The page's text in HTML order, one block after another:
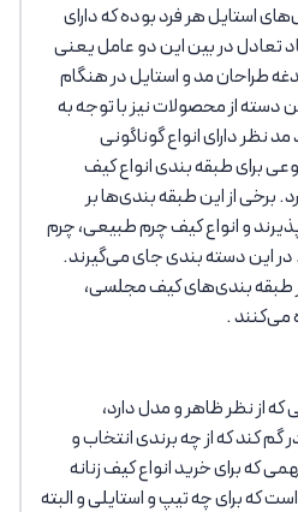
استایل هر فرد بوده که دارای
تعادل در بین این دو عامل یعنی
طراحان مد و استایل در هنگام
دسته از محصولات نیز با توجه به
نظر دارای انواع گوناگونی
برای طبقه بندی انواع کیف
برخی از این طبقه بندی‌ها بر
و انواع کیف چرم طبیعی، چرم
در این دسته بندی جای می‌گیرند.
از طبقه بندی‌های کیف مجلسی،
می‌کنند .
که از نظر ظاهر و مدل دارد،
گم کند که از چه برندی انتخاب و
که برای خرید انواع کیف زنانه
که برای چه تیپ و استایلی و البته